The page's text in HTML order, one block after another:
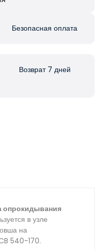
Безопасная оплата
Возврат 7 дней
опрокидывания
в узле
на
540-170.